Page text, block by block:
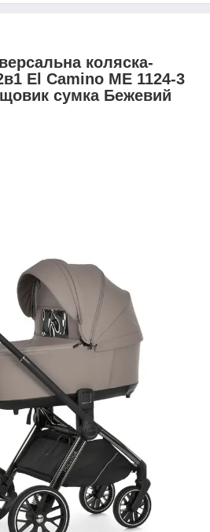
коляска-
El Camino ME 1124-3
сумка Бежевий